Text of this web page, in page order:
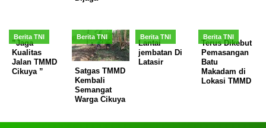
Berita TNI
”Jaga
Kualitas
Jalan TMMD
Cikuya ”
Berita TNI
Satgas TMMD
Kembali
Semangat
Warga Cikuya
Berita TNI
Lantai
jembatan Di
Latasir
Berita TNI
Terus Dikebut
Pemasangan
Batu
Makadam di
Lokasi TMMD